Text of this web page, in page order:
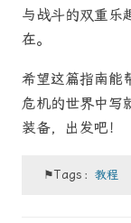
与战斗的双重乐
在。
希望这篇指南能
危机的世界中写
装备，出发吧！
⚑Tags：教程